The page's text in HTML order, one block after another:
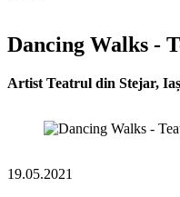
Dancing Walks -
Artist Teatrul din Stejar,
19.05.2021